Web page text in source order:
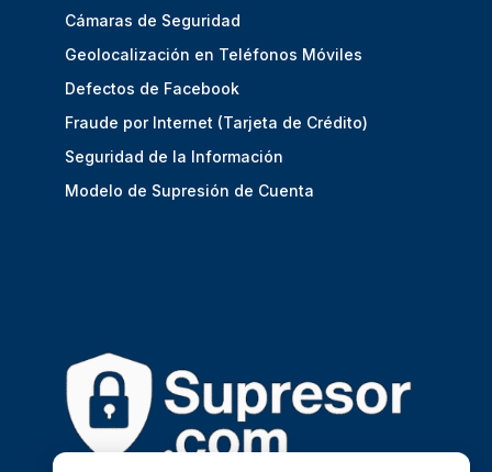
Cámaras de Seguridad
Geolocalización en Teléfonos Móviles
Defectos de Facebook
Fraude por Internet (Tarjeta de Crédito)
Seguridad de la Información
Modelo de Supresión de Cuenta